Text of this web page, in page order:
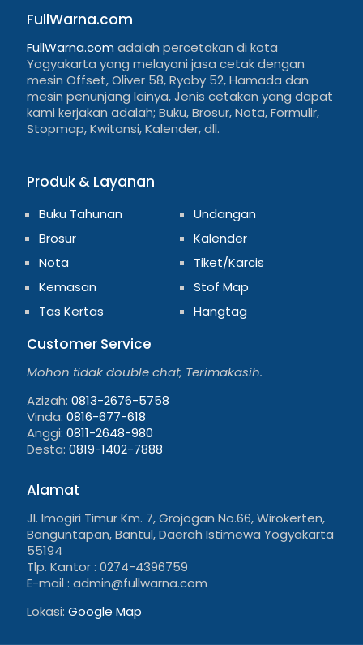
FullWarna.com
FullWarna.com adalah percetakan di kota
Yogyakarta yang melayani jasa cetak dengan
mesin Offset, Oliver 58, Ryoby 52, Hamada dan
mesin penunjang lainya, Jenis cetakan yang dapat
kami kerjakan adalah; Buku, Brosur, Nota, Formulir,
Stopmap, Kwitansi, Kalender, dll.
Produk & Layanan
Buku Tahunan
Brosur
Nota
Kemasan
Tas Kertas
Undangan
Kalender
Tiket/Karcis
Stof Map
Hangtag
Customer Service
Mohon tidak double chat, Terimakasih.
Azizah: 0813-2676-5758
Vinda: 0816-677-618
Anggi: 0811-2648-980
Desta: 0819-1402-7888
Alamat
Jl. Imogiri Timur Km. 7, Grojogan No.66, Wirokerten,
Banguntapan, Bantul, Daerah Istimewa Yogyakarta
55194
Tlp. Kantor : 0274-4396759
E-mail : admin@fullwarna.com
Lokasi: Google Map